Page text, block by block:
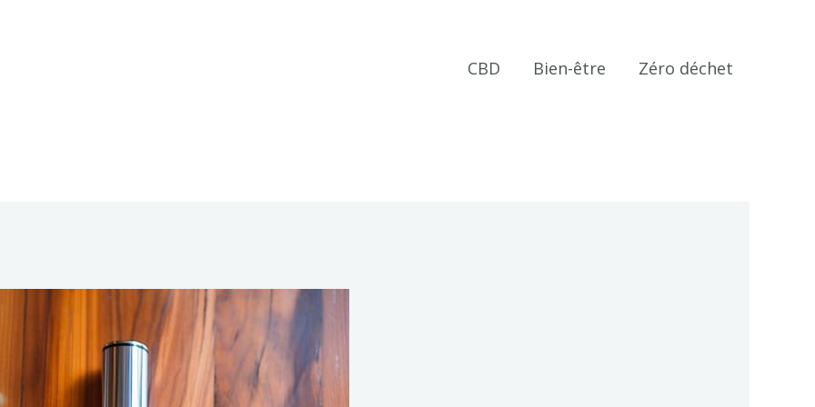
CBD Bien-être Zéro déchet